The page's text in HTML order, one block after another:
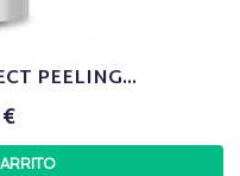
PEELING...